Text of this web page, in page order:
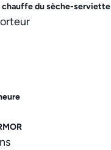
chauffe du sèche-serviette